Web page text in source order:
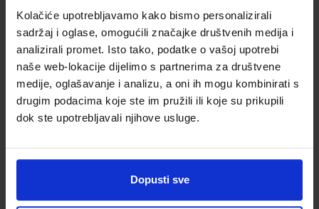
Kolačiće upotrebljavamo kako bismo personalizirali
sadržaj i oglase, omogućili značajke društvenih medija i
analizirali promet. Isto tako, podatke o vašoj upotrebi
naše web-lokacije dijelimo s partnerima za društvene
medije, oglašavanje i analizu, a oni ih mogu kombinirati s
drugim podacima koje ste im pružili ili koje su prikupili
dok ste upotrebljavali njihove usluge.
Dopusti sve
Omot PVC za školske
udžbenike; dimenzije
431x304; tip 178
0,85 €